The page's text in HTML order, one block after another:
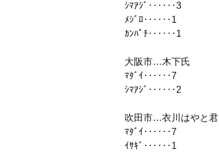
ｼﾏｱｼﾞ‥‥‥3
ﾒｼﾞﾛ‥‥‥1
ｶﾝﾊﾟﾁ‥‥‥1
大阪市…木下氏
ﾏﾀﾞｲ‥‥‥7
ｼﾏｱｼﾞ‥‥‥2
吹田市…衣川はやと君
ﾏﾀﾞｲ‥‥‥7
ｲｻｷﾞ‥‥‥1